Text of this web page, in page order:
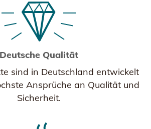
Deutsche Qualität
sind in Deutschland entwickelt
Ansprüche an Qualität und
Sicherheit.